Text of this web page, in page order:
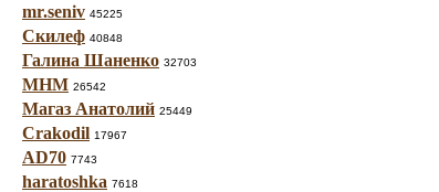
mr.seniv 45225
Скилеф 40848
Галина Шаненко 32703
МНМ 26542
Магаз Анатолий 25449
Crakodil 17967
AD70 7743
haratoshka 7618